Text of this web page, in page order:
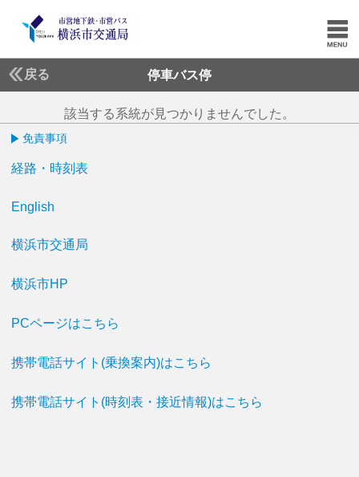
戻る 停車バス停
該当する系統が見つかりませんでした。
免責事項
経路・時刻表
English
横浜市交通局
横浜市HP
PCページはこちら
携帯電話サイト(乗換案内)はこちら
携帯電話サイト(時刻表・接近情報)はこちら